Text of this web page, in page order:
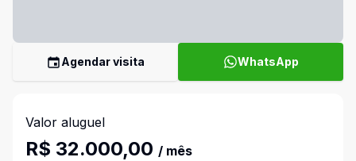
Agendar visita WhatsApp
Valor aluguel
R$ 32.000,00 / mês